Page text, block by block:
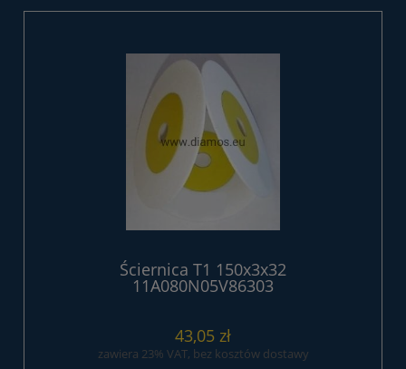
Ściernica T1 150x3x32
11A080N05V86303
43,05 zł
zawiera 23% VAT, bez kosztów dostawy